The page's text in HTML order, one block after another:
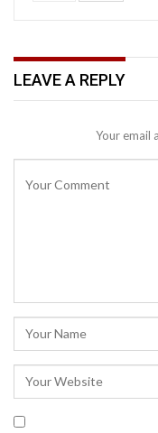
LEAVE A REPLY
Your email